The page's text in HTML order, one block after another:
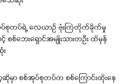
စုတပ်ရဲ့ လေယာဉ် ဗုံးကြဲတိုက်ခိုက်မှု
င့် စစ်ဘေးရှောင်အမျိုးသားတဦး ထိမှန်
ာ့ဆိုမှာ စစ်အုပ်စုတပ်က စစ်ကြောင်းထိုးနေ